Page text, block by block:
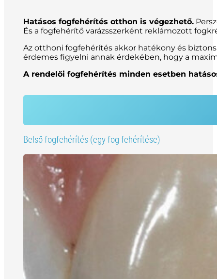
Hatásos fogfehérítés otthon is végezhető.
És a fogfehérítő varázsszerként reklámozott
Az otthoni fogfehérítés akkor hatékony és
érdemes figyelni annak érdekében, hogy a
A rendelői fogfehérítés minden esetben
Belső fogfehérítés (egy fog fehérítése)